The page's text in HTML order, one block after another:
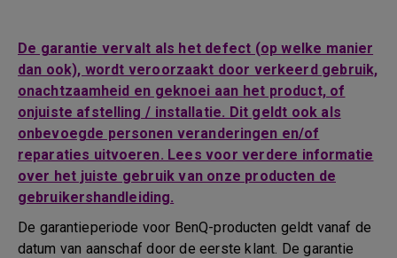
De garantie vervalt als het defect (op welke manier
dan ook), wordt veroorzaakt door verkeerd gebruik,
onachtzaamheid en geknoei aan het product, of
onjuiste afstelling / installatie. Dit geldt ook als
onbevoegde personen veranderingen en/of
reparaties uitvoeren. Lees voor verdere informatie
over het juiste gebruik van onze producten de
gebruikershandleiding.
De garantieperiode voor BenQ-producten geldt vanaf de
datum van aanschaf door de eerste klant. De garantie